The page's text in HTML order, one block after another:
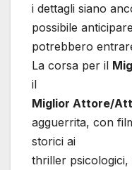
i dettagli siano
possibile
potrebbero
La corsa per il
il
Miglior Attore/
agguerrita, con
storici ai
thriller